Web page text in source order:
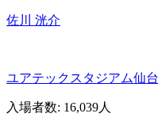
佐川 洸介
ユアテックスタジアム仙台
入場者数: 16,039人